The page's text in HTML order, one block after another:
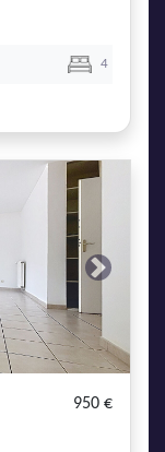
4
Next
950 €